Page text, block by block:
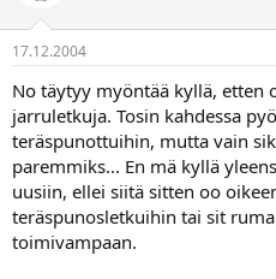
17.12.2004
No täytyy myöntää kyllä, etten
jarruletkuja. Tosin kahdessa
teräspunottuihin, mutta vain
paremmiks... En mä kyllä
uusiin, ellei siitä sitten oo
teräspunosletkuihin tai sit
toimivampaan.